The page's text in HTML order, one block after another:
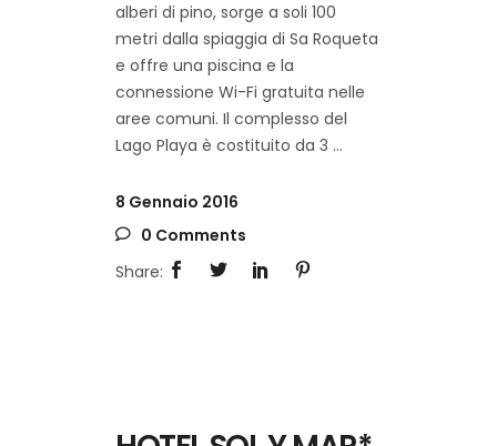
alberi di pino, sorge a soli 100
metri dalla spiaggia di Sa Roqueta
e offre una piscina e la
connessione Wi-Fi gratuita nelle
aree comuni. Il complesso del
Lago Playa è costituito da 3
8 Gennaio 2016
0 Comments